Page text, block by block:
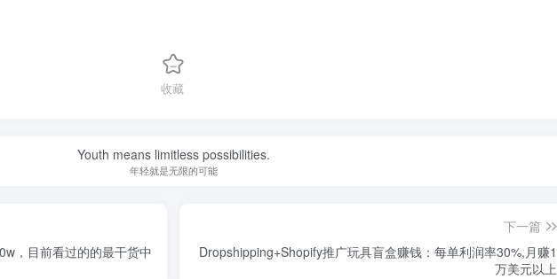
收藏
Youth means limitless possibilities.
年轻就是无限的可能
，目前看过的的最干货中
下一篇
Dropshipping+Shopify推广玩具盲盒赚钱：每单利润率30%,月赚1
万美元以上